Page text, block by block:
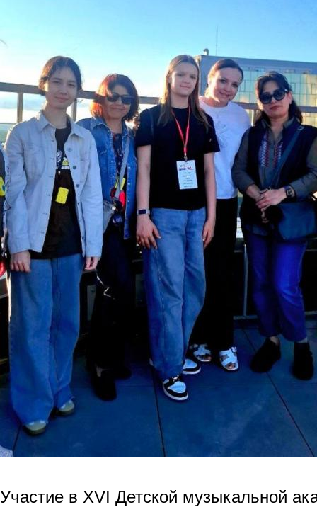
Участие в XVI Детской музыкальной